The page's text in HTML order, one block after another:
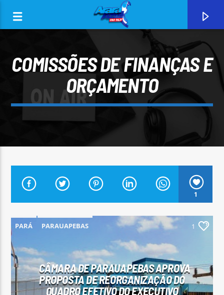
CURRENT TRACK
ARARA AZUL FM 96,9
COMISSÕES DE FINANÇAS E
ORÇAMENTO
1
PARÁ PARAUAPEBAS 1
CÂMARA DE PARAUAPEBAS APROVA
PROPOSTA DE REORGANIZAÇÃO DO
QUADRO EFETIVO DO EXECUTIVO